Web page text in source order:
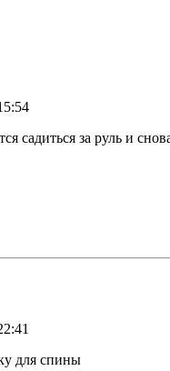
садиться за руль и
для спины